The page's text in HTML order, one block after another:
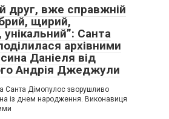
друг, вже справжній
щирий,
Санта
архівними
Даніеля від
Андрія Джеджули
Санта Дімопулос зворушливо
із днем народження. Виконавиця